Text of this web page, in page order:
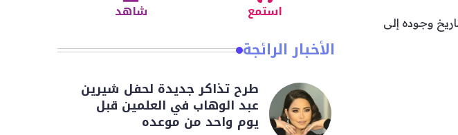
وجوده إلى
استمع شاهد
الأخبار الرائجة
طرح تذاكر جديدة لحفل شيرين
عبد الوهاب في العلمين قبل
يوم واحد من موعده